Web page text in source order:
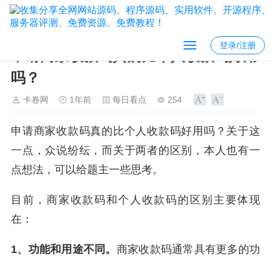
登录/注册
申请商家收款码真的比个人收款码好用
吗？
卡卷网 1年前 每日看点 254
申请商家收款码真的比个人收款码好用吗？关于这
一点，众说纷纭，而关于两者的区别，本人也有一
点想法，可以给题主一些思考。
目前，商家收款码和个人收款码的区别主要体现
在：
1、功能和用途不同。 商家收款码通常具有更多的功